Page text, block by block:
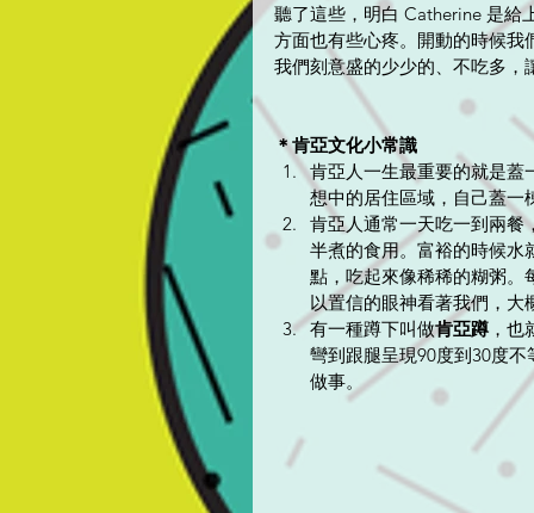
聽了這些，明白 Catherine 是給
方面也有些心疼。開動的時候
我們刻意盛的少少的、不吃多
＊肯亞文化小常識
肯亞人一生最重要的就是蓋
想中的居住區域，自己蓋一
肯亞人通常一天吃一到兩餐
半煮的食用。富裕的時候水
點，吃起來像稀稀的糊粥。
以置信的眼神看著我們，大
有一種蹲下叫做肯亞蹲 ，
彎到跟腿呈現90度到30度
做事。